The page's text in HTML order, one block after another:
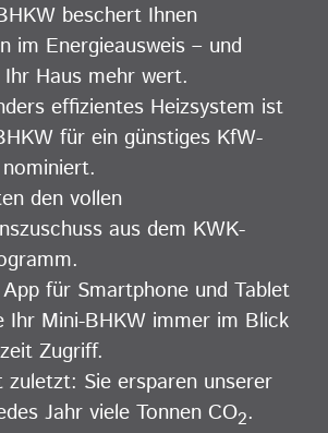
beschert Ihnen
im Energieausweis – und
Haus mehr wert.
effizientes Heizsystem ist
für ein günstiges KfW-
den vollen
aus dem KWK-
für Smartphone und Tablet
Ihr Mini-BHKW immer im Blick
Zugriff.
zuletzt: Sie ersparen unserer
Jahr viele Tonnen CO2.